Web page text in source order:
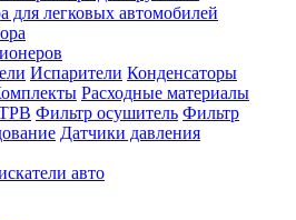
для легковых автомобилей
Испарители Конденсаторы
Расходные материалы
Фильтр осушитель Фильтр
Датчики давления
авто